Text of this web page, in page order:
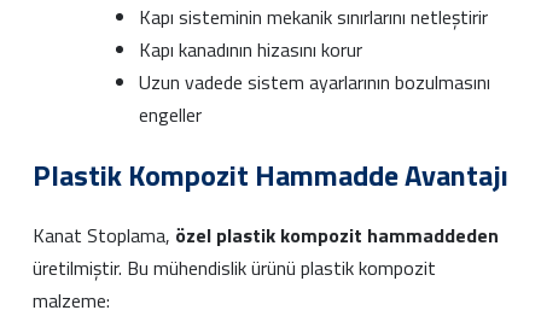
Kapı sisteminin mekanik sınırlarını netleştirir
Kapı kanadının hizasını korur
Uzun vadede sistem ayarlarının bozulmasını
engeller
Plastik Kompozit Hammadde Avantajı
Kanat Stoplama, özel plastik kompozit hammaddeden
üretilmiştir. Bu mühendislik ürünü plastik kompozit
malzeme: